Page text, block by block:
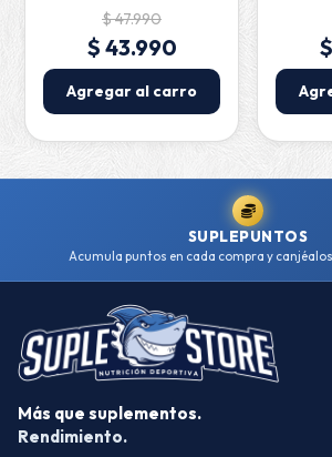
$ 47.990
$ 43.990
Agregar al carro
SUPLEPUNTOS
Acumula puntos en cada compra y
Más que suplementos.
Rendimiento.